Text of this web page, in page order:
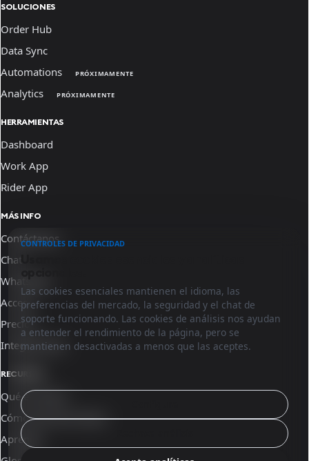
SOLUCIONES
Order Hub
Data Sync
Automations
PRÓXIMAMENTE
Analytics PRÓXIMAMENTE
HERRAMIENTAS
Dashboard
Work App
Rider App
MÁS INFO
Contáctanos
Chat
WhatsApp
Acceso
Precios
Integraciones
RECURSOS
Qué es Sinqro
Cómo funciona Sinqro
Aprende
CONTROLES DE PRIVACIDAD
Usamos cookies esenciales y analíticas
Las cookies esenciales mantienen el idioma, las
preferencias del mercado, la seguridad y el chat de
soporte funcionando. Las cookies de análisis nos ayudan
a entender el rendimiento de la página, pero se
mantienen desactivadas a menos que las aceptes.